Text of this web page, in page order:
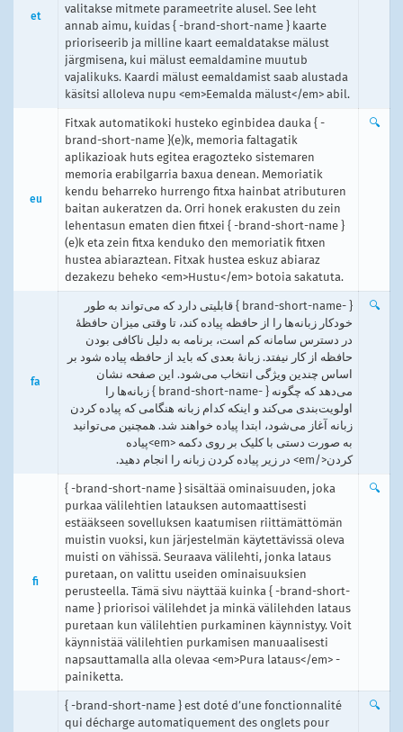
et
valitakse mitmete parameetrite alusel. See leht
annab aimu, kuidas { -brand-short-name } kaarte
prioriseerib ja milline kaart eemaldatakse mälust
järgmisena, kui mälust eemaldamine muutub
vajalikuks. Kaardi mälust eemaldamist saab alustada
käsitsi alloleva nupu <em>Eemalda mälust</em> abil.
eu
Fitxak automatikoki husteko eginbidea dauka { -
brand-short-name }(e)k, memoria faltagatik
aplikazioak huts egitea eragozteko sistemaren
memoria erabilgarria baxua denean. Memoriatik
kendu beharreko hurrengo fitxa hainbat atributuren
baitan aukeratzen da. Orri honek erakusten du zein
lehentasun ematen dien fitxei { -brand-short-name }
(e)k eta zein fitxa kenduko den memoriatik fitxen
hustea abiaraztean. Fitxak hustea eskuz abiaraz
dezakezu beheko <em>Hustu</em> botoia sakatuta.
🔍
fa
{ -brand-short-name } قابلیتی دارد که می‌تواند به طور
خودکار زبانه‌ها را از حافظه پیاده کند، تا وقتی میزان حافظهٔ
در دسترس سامانه کم است، برنامه به دلیل ناکافی بودن
حافظه از کار نیفتد. زبانهٔ بعدی که باید از حافظه پیاده شود بر
اساس چندین ویژگی انتخاب می‌شود. این صفحه نشان
می‌دهد که چگونه { -brand-short-name } زبانه‌ها را
اولویت‌بندی می‌کند و اینکه کدام زبانه هنگامی که پیاده کردن
زبانه آغاز می‌شود، ابتدا پیاده خواهند شد. همچنین می‌توانید
به صورت دستی با کلیک بر روی دکمه <em>پیاده
کردن</em> در زیر پیاده کردن زبانه را انجام دهید.
🔍
fi
{ -brand-short-name } sisältää ominaisuuden, joka
purkaa välilehtien latauksen automaattisesti
estääkseen sovelluksen kaatumisen riittämättömän
muistin vuoksi, kun järjestelmän käytettävissä oleva
muisti on vähissä. Seuraava välilehti, jonka lataus
puretaan, on valittu useiden ominaisuuksien
perusteella. Tämä sivu näyttää kuinka { -brand-short-
name } priorisoi välilehdet ja minkä välilehden lataus
puretaan kun välilehtien purkaminen käynnistyy. Voit
käynnistää välilehtien purkamisen manuaalisesti
napsauttamalla alla olevaa <em>Pura lataus</em> -
painiketta.
🔍
{ -brand-short-name } est doté d’une fonctionnalité
qui décharge automatiquement des onglets pour
🔍